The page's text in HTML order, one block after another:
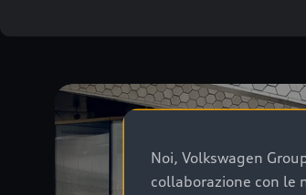
Noi, Volkswagen
collaborazione con le